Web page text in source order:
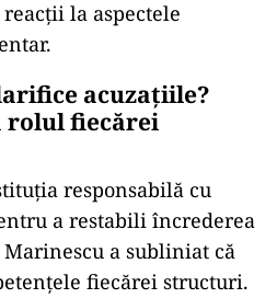
la aspectele
acuzațiile?
fiecărei
responsabilă cu
a restabili încrederea
a subliniat că
fiecărei structuri.